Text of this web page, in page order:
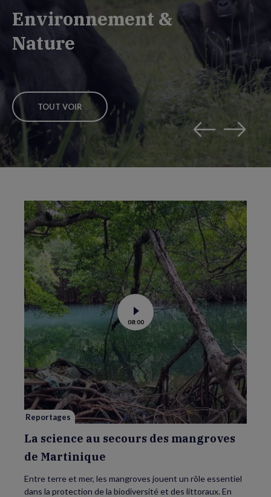
Environnement &
Nature
TOUT VOIR
Voir
la
vidéo
de
La
science
au
secours
des
mangroves
de
Martinique
08:00
Reportages
La science au secours des mangroves
de Martinique
Entre terre et mer, les mangroves jouent un rôle essentiel
dans la protection de la biodiversité et des littoraux. En